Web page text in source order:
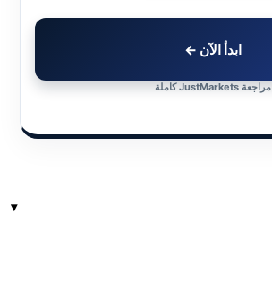
ابدأ الآن ←
مراجعة JustMarkets كاملة